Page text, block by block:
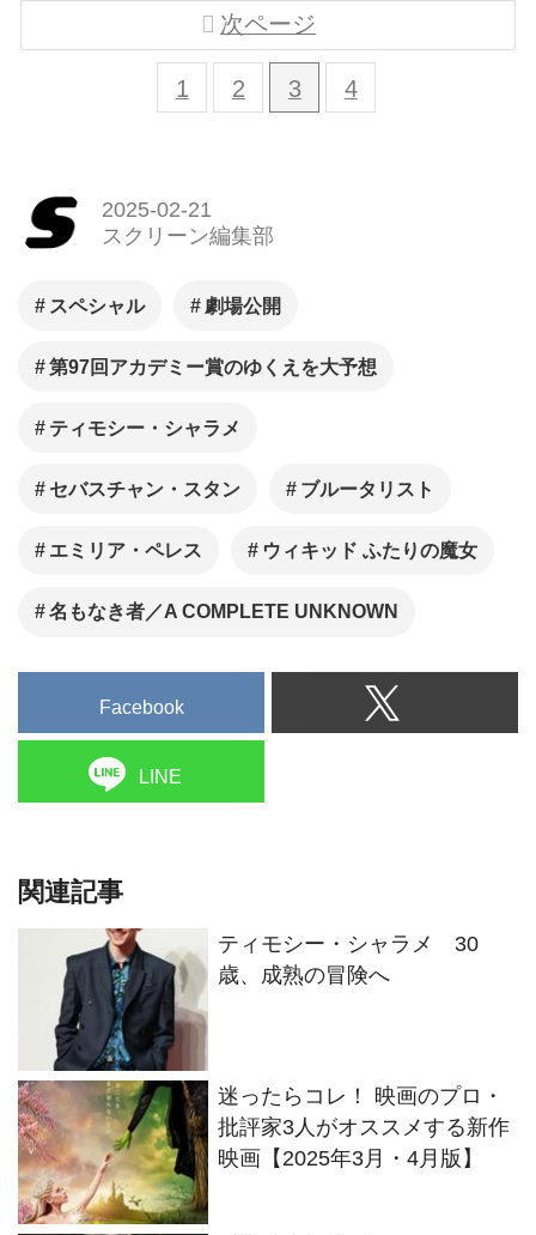
1 2 3 4
次ページ
2025-02-21
スクリーン編集部
スペシャル 劇場公開
第97回アカデミー賞のゆくえを大予想
ティモシー・シャラメ
セバスチャン・スタン ブルータリスト
エミリア・ペレス ウィキッド ふたりの魔女
名もなき者／A COMPLETE UNKNOWN
Facebook
LINE
関連記事
ティモシー・シャラメ 30
歳、成熟の冒険へ
迷ったらコレ！ 映画のプロ・
批評家3人がオススメする新作
映画【2025年3月・4月版】